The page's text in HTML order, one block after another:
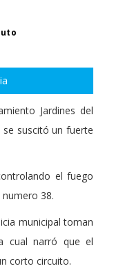
Jardines del
se suscitó un fuerte
el fuego
38.
municipal toman
cual narró que el
corto circuito.